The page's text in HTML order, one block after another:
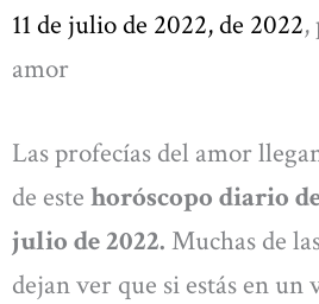
11 de julio de 2022,de 2022,
amor
Las profecías del amor
de este horóscopo diario
julio de 2022. Muchas de
dejan ver que si estás en un